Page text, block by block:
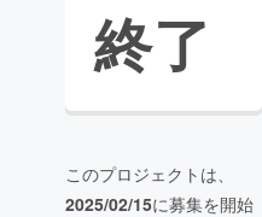
終了
このプロジェクトは、
2025/02/15に募集を開始